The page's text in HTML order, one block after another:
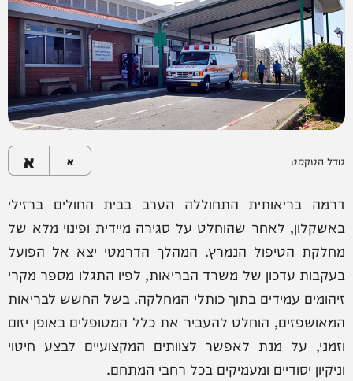
גודל הטקסט א א
דרמה בריאותית התחוללה הערב בבית החולים ברזילי
באשקלון, לאחר שהוחלט על סגירה מיידית ופינוי מלא של
מחלקת הטיפול הנמרץ. המהלך הדרמטי יצא אל הפועל
בעקבות עדכון של משרד הבריאות, לפיו התגלו מספר מקרי
זיהומים עמידים בתוך כותלי המחלקה. בשל החשש לבריאות
המאושפזים, הוחלט להעביר את כלל המטופלים באופן יזום
וזמני, על מנת לאפשר לצוותים המקצועיים לבצע חיטוי
וניקיון יסודיים ומעמיקים בכל רחבי המתחם.